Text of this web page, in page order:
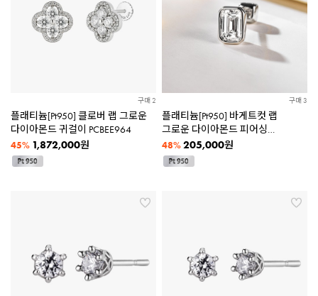
구매 2
플래티늄[Pt950] 클로버 랩 그로운
다이아몬드 귀걸이 PCBEE964
45% 1,872,000원
구매 3
플래티늄[Pt950] 바게트컷 랩
그로운 다이아몬드 피어싱
BMBEP834 [3종택1]
48% 205,000원